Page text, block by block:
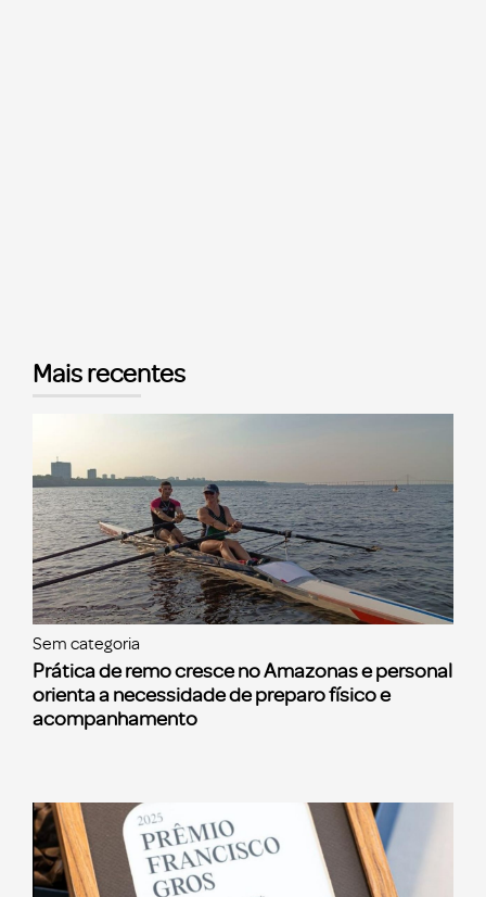
Mais recentes
Sem categoria
Prática de remo cresce no Amazonas e personal
orienta a necessidade de preparo físico e
acompanhamento